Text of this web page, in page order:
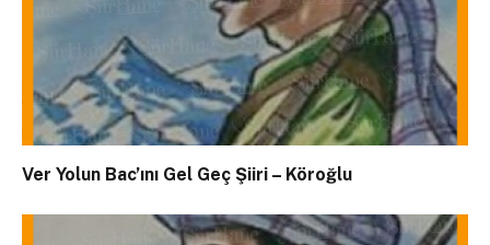
Ver Yolun Bac’ını Gel Geç Şiiri – Köroğlu